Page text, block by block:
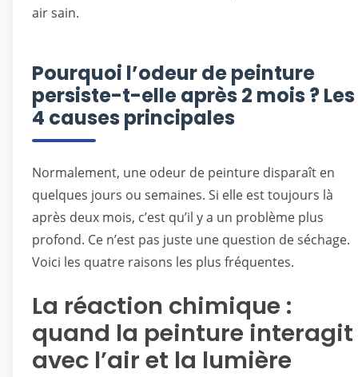
air sain.
Pourquoi l’odeur de peinture
persiste-t-elle après 2 mois ? Les
4 causes principales
Normalement, une odeur de peinture disparaît en
quelques jours ou semaines. Si elle est toujours là
après deux mois, c’est qu’il y a un problème plus
profond. Ce n’est pas juste une question de séchage.
Voici les quatre raisons les plus fréquentes.
La réaction chimique :
quand la peinture interagit
avec l’air et la lumière